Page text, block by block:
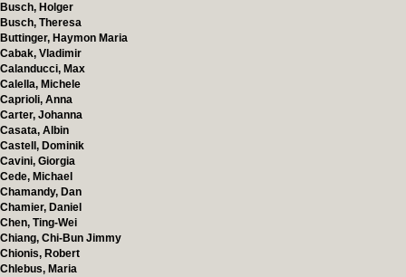
Busch, Holger
Busch, Theresa
Buttinger, Haymon Maria
Cabak, Vladimir
Calanducci, Max
Calella, Michele
Caprioli, Anna
Carter, Johanna
Casata, Albin
Castell, Dominik
Cavini, Giorgia
Cede, Michael
Chamandy, Dan
Chamier, Daniel
Chen, Ting-Wei
Chiang, Chi-Bun Jimmy
Chionis, Robert
Chlebus, Maria